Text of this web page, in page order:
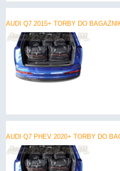
AUDI Q7 2015+ TORBY DO
AUDI Q7 PHEV 2020+ TORBY DO